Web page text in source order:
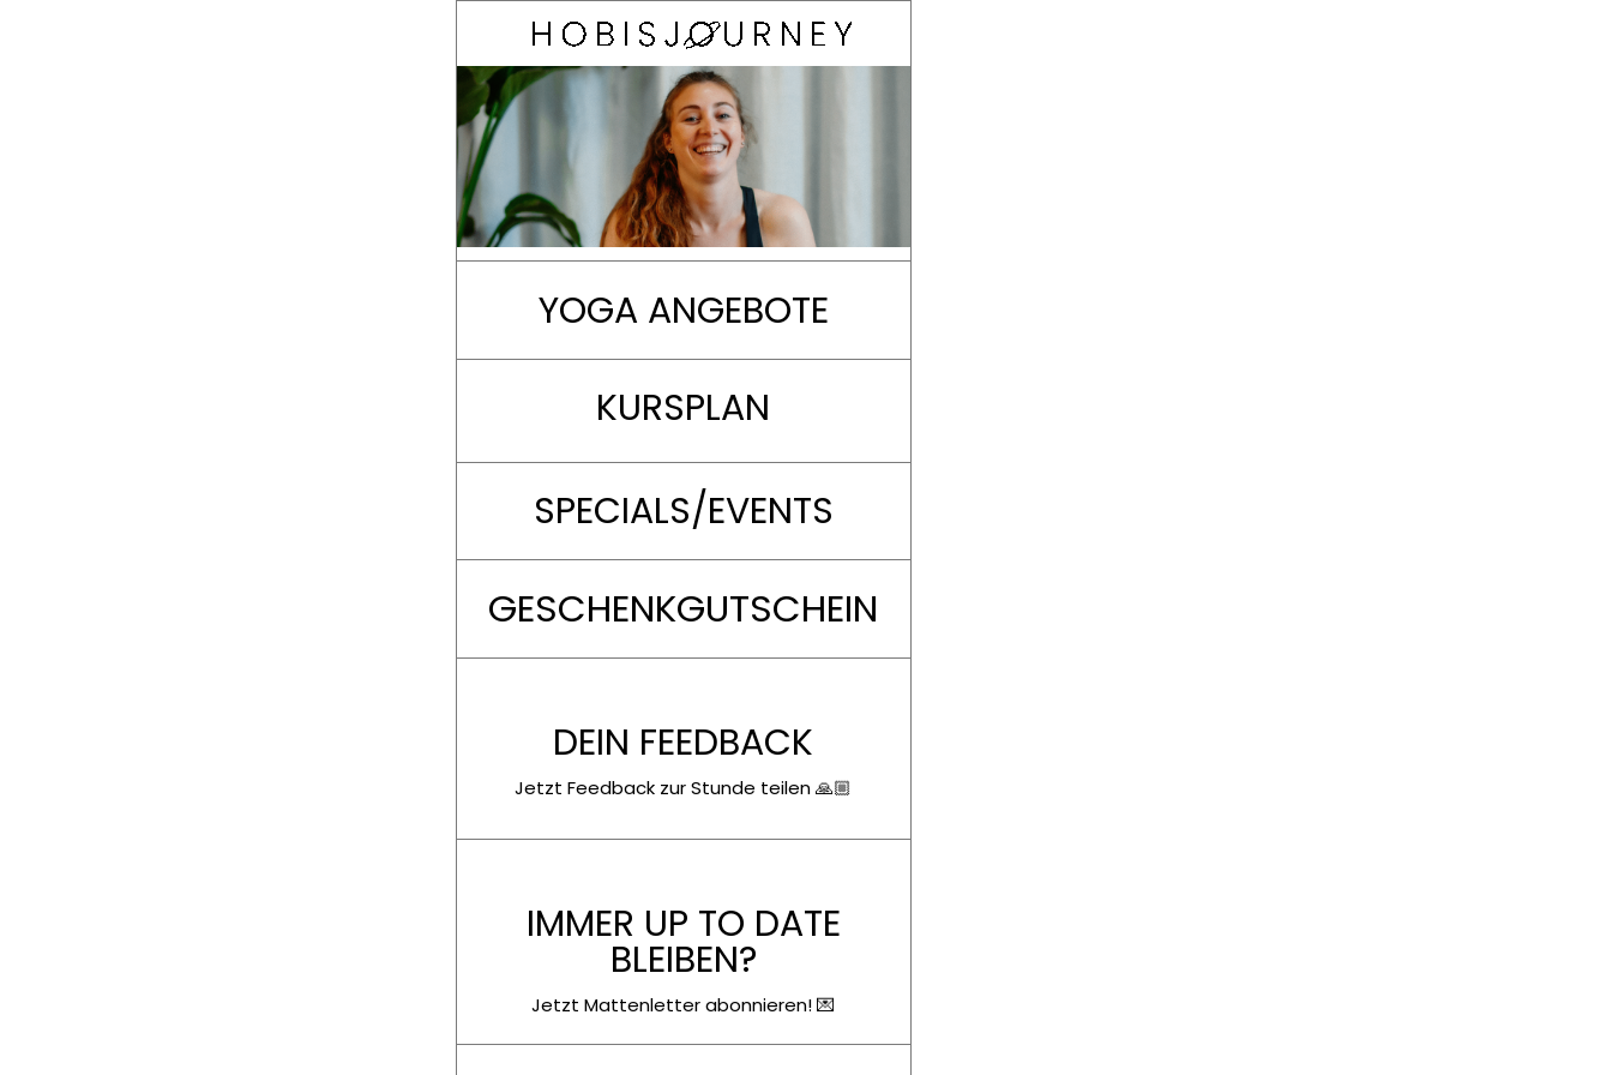
YOGA ANGEBOTE
KURSPLAN
SPECIALS/EVENTS
GESCHENKGUTSCHEIN
DEIN FEEDBACK
Jetzt Feedback zur Stunde teilen 🙏🏼
IMMER UP TO DATE
BLEIBEN?
Jetzt Mattenletter abonnieren! 💌